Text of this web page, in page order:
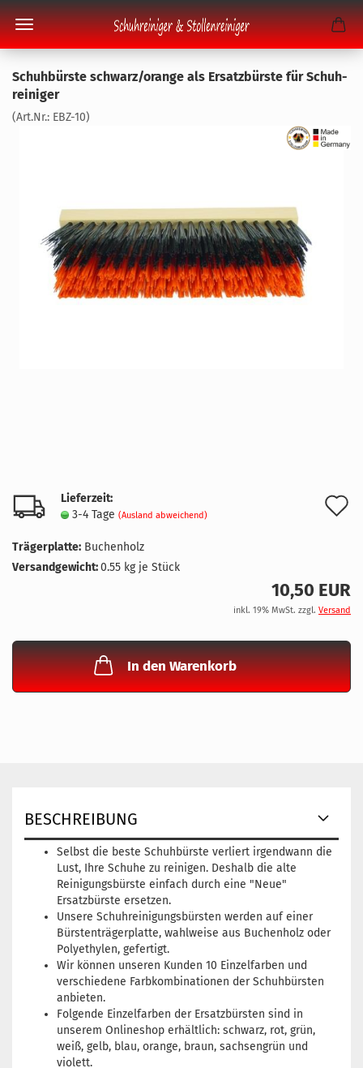
Schuh­bürs­te schwarz/oran­ge als Er­satz­bürs­te für Schuh­
rei­ni­ger
(Art.Nr.: EBZ-​10)
Lieferzeit:
3-4 Tage (Ausland abweichend)
Trägerplatte: Buchenholz
Versandgewicht:0.55 kg je Stück
10,50 EUR
inkl. 19% MwSt. zzgl. Versand
In den Warenkorb
BESCHREIBUNG
Selbst die beste Schuhbürste verliert irgendwann die
Lust, Ihre Schuhe zu reinigen. Deshalb die alte
Reinigungsbürste einfach durch eine "Neue"
Ersatzbürste ersetzen.
Unsere Schuhreinigungsbürsten werden auf einer
Bürstenträgerplatte, wahlweise aus Buchenholz oder
Polyethylen, gefertigt.
Wir können unseren Kunden 10 Einzelfarben und
verschiedene Farbkombinationen der Schuhbürsten
anbieten.
Folgende Einzelfarben der Ersatzbürsten sind in
unserem Onlineshop erhältlich: schwarz, rot, grün,
weiß, gelb, blau, orange, braun, sachsengrün und
violett.